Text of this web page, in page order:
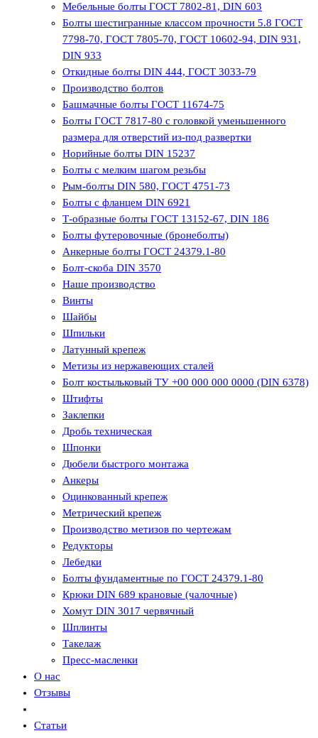
Мебельные болты ГОСТ 7802-81, DIN 603
Болты шестигранные классом прочности 5.8 ГОСТ
7798-70, ГОСТ 7805-70, ГОСТ 10602-94, DIN 931,
DIN 933
Откидные болты DIN 444, ГОСТ 3033-79
Производство болтов
Башмачные болты ГОСТ 11674-75
Болты ГОСТ 7817-80 с головкой уменьшенного
размера для отверстий из-под развертки
Норийные болты DIN 15237
Болты с мелким шагом резьбы
Рым-болты DIN 580, ГОСТ 4751-73
Болты с фланцем DIN 6921
Т-образные болты ГОСТ 13152-67, DIN 186
Болты футеровочные (бронеболты)
Анкерные болты ГОСТ 24379.1-80
Болт-скоба DIN 3570
Наше производство
Винты
Шайбы
Шпильки
Латунный крепеж
Метизы из нержавеющих сталей
Болт костыльковый ТУ +00 000 000 0000 (DIN 6378)
Штифты
Заклепки
Дробь техническая
Шпонки
Дюбели быстрого монтажа
Анкеры
Оцинкованный крепеж
Метрический крепеж
Производство метизов по чертежам
Редукторы
Лебедки
Болты фундаментные по ГОСТ 24379.1-80
Крюки DIN 689 крановые (чалочные)
Хомут DIN 3017 червячный
Шплинты
Такелаж
Пресс-масленки
О нас
Отзывы
Статьи